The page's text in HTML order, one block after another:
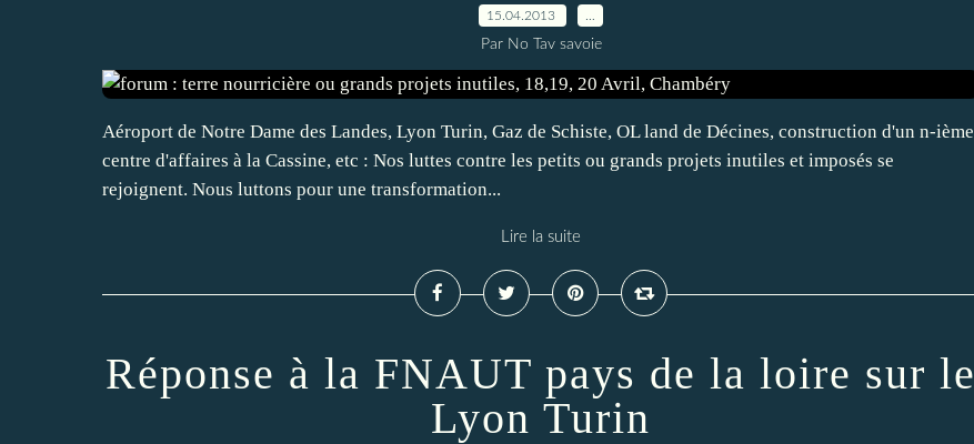
15.04.2013
Par No Tav savoie
Aéroport de Notre Dame des Landes, Lyon Turin, Gaz de Schiste, OL land de Décines, construction d'un n-ième
centre d'affaires à la Cassine, etc : Nos luttes contre les petits ou grands projets inutiles et imposés se
rejoignent. Nous luttons pour une transformation...
Lire la suite
Réponse à la FNAUT pays de la loire sur le
Lyon Turin